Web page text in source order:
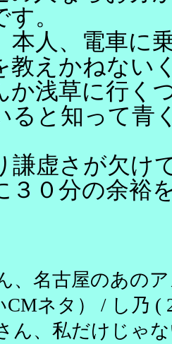
。
本人、電車に
教えかねない
か浅草に行く
ると知って青
謙虚さが欠け
３０分の余裕
、名古屋のあの
ネタ） / し乃 (
ん、私だけじゃ